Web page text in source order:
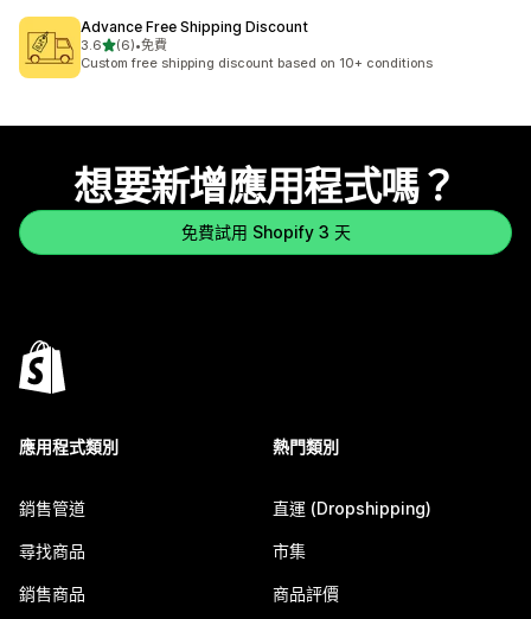
Advance Free Shipping Discount
3.6滿分 5 顆星
(6)
共有 6 則評價
•免費
Custom free shipping discount based on 10+ conditions
想要新增應用程式嗎？
免費試用 Shopify 3 天
應用程式類別
銷售管道
尋找商品
銷售商品
熱門類別
直運 (Dropshipping)
市集
商品評價